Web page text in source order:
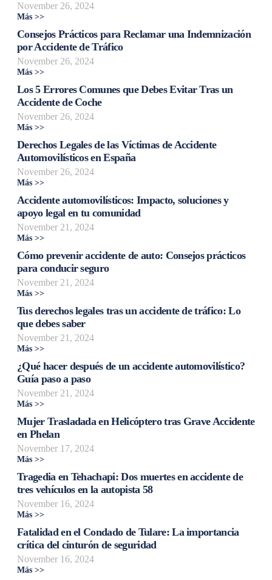
November 26, 2024
Más >>
Consejos Prácticos para Reclamar una Indemnización
por Accidente de Tráfico
November 26, 2024
Más >>
Los 5 Errores Comunes que Debes Evitar Tras un
Accidente de Coche
November 26, 2024
Más >>
Derechos Legales de las Víctimas de Accidente
Automovilísticos en España
November 26, 2024
Más >>
Accidente automovilísticos: Impacto, soluciones y
apoyo legal en tu comunidad
November 21, 2024
Más >>
Cómo prevenir accidente de auto: Consejos prácticos
para conducir seguro
November 21, 2024
Más >>
Tus derechos legales tras un accidente de tráfico: Lo
que debes saber
November 21, 2024
Más >>
¿Qué hacer después de un accidente automovilístico?
Guía paso a paso
November 21, 2024
Más >>
Mujer Trasladada en Helicóptero tras Grave Accidente
en Phelan
November 17, 2024
Más >>
Tragedia en Tehachapi: Dos muertes en accidente de
tres vehículos en la autopista 58
November 16, 2024
Más >>
Fatalidad en el Condado de Tulare: La importancia
crítica del cinturón de seguridad
November 16, 2024
Más >>